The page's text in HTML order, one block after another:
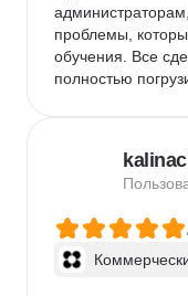
проблемы,
обучения. Все
полностью